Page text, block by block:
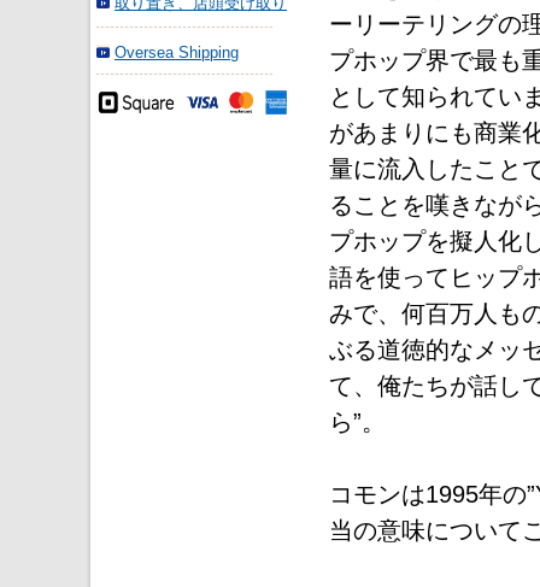
ーリーテリングの
プホップ界で最も
として知られてい
があまりにも商業
量に流入したこと
ることを嘆きなが
プホップを擬人化
語を使ってヒップ
みで、何百万人も
ぶる道徳的なメッ
て、俺たちが話し
ら”。
コモンは1995年の
当の意味について
Oversea Shipping